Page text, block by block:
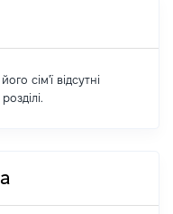
сім'ї відсутні